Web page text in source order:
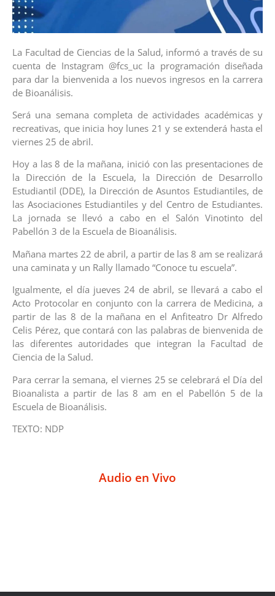
La Facultad de Ciencias de la Salud, informó a través de su
cuenta de Instagram @fcs_uc la programación diseñada
para dar la bienvenida a los nuevos ingresos en la carrera
de Bioanálisis.
Será una semana completa de actividades académicas y
recreativas, que inicia hoy lunes 21 y se extenderá hasta el
viernes 25 de abril.
Hoy a las 8 de la mañana, inició con las presentaciones de
la Dirección de la Escuela, la Dirección de Desarrollo
Estudiantil (DDE), la Dirección de Asuntos Estudiantiles, de
las Asociaciones Estudiantiles y del Centro de Estudiantes.
La jornada se llevó a cabo en el Salón Vinotinto del
Pabellón 3 de la Escuela de Bioanálisis.
Mañana martes 22 de abril, a partir de las 8 am se realizará
una caminata y un Rally llamado “Conoce tu escuela”.
Igualmente, el día jueves 24 de abril, se llevará a cabo el
Acto Protocolar en conjunto con la carrera de Medicina, a
partir de las 8 de la mañana en el Anfiteatro Dr Alfredo
Celis Pérez, que contará con las palabras de bienvenida de
las diferentes autoridades que integran la Facultad de
Ciencia de la Salud.
Para cerrar la semana, el viernes 25 se celebrará el Día del
Bioanalista a partir de las 8 am en el Pabellón 5 de la
Escuela de Bioanálisis.
TEXTO: NDP
Audio en Vivo